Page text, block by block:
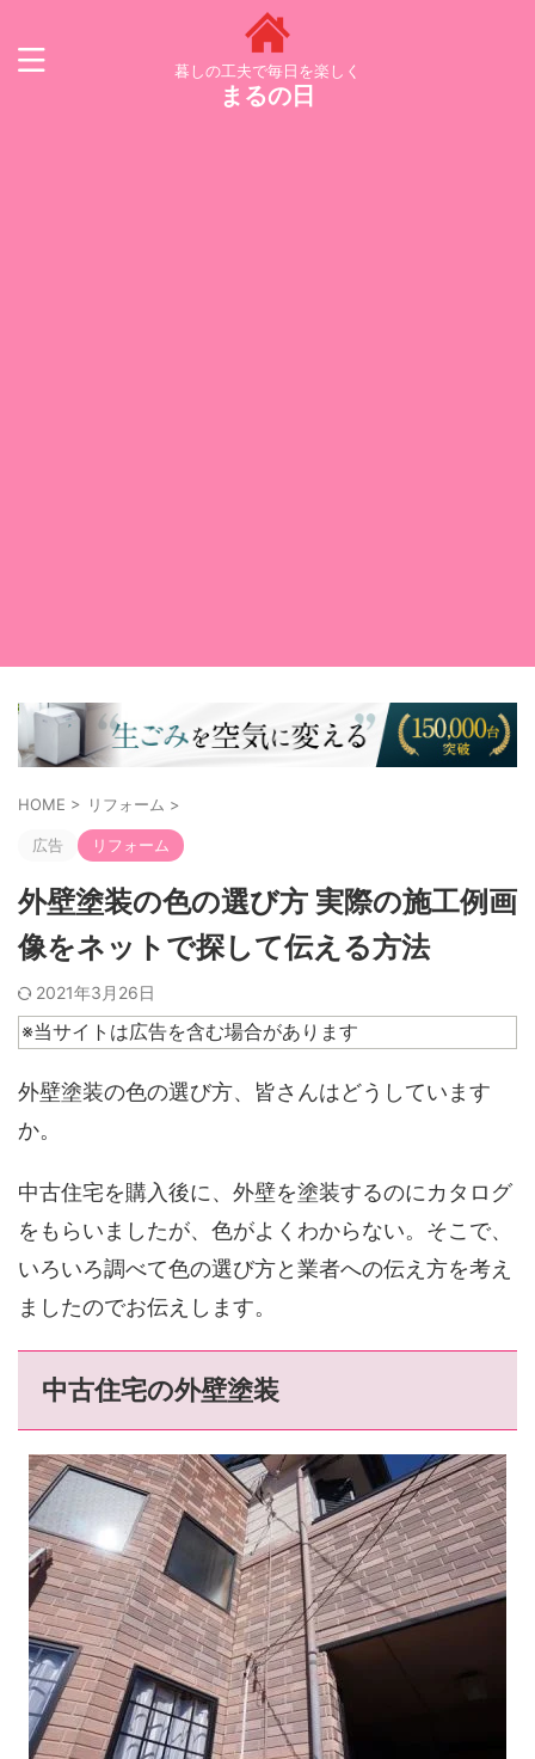
暮しの工夫で毎日を楽しく
まるの日
HOME > リフォーム >
広告 リフォーム
外壁塗装の色の選び方 実際の施工例画
像をネットで探して伝える方法
2021年3月26日
※当サイトは広告を含む場合があります
外壁塗装の色の選び方、皆さんはどうしています
か。
中古住宅を購入後に、外壁を塗装するのにカタログ
をもらいましたが、色がよくわからない。そこで、
いろいろ調べて色の選び方と業者への伝え方を考え
ましたのでお伝えします。
中古住宅の外壁塗装